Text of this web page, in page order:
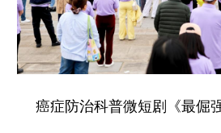
癌症防治科普微短剧《最倔